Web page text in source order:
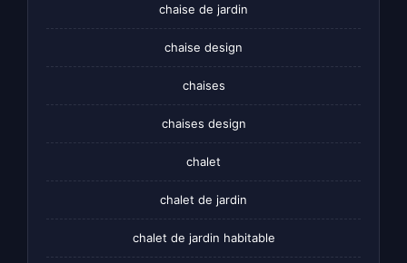
chaise de jardin
chaise design
chaises
chaises design
chalet
chalet de jardin
chalet de jardin habitable